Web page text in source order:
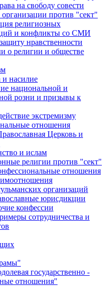
на свободу совести
организации против "сект"
религиозных
и конфликты со СМИ
нравственности
о религии и обществе
и насилие
национальной и
розни и призывы к
экстремизму
отношения
Церковь и
и ислам
религии против "сект"
отношения
организаций
юрисдикции
конфессии
сотрудничества и
государственно -
отношения"